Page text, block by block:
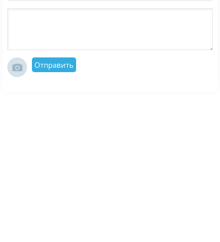
Отправить